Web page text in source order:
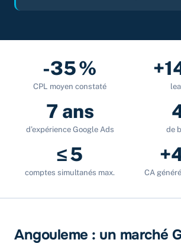
-35 %
CPL moyen constaté
7 ans
d’expérience Google Ads de
≤ 5
comptes simultanés max. CA
Angouleme : un marché